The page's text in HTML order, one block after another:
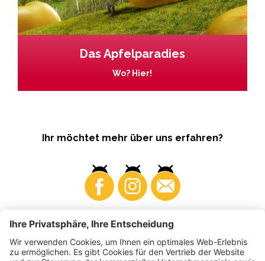
Das Apfelparadies
Wo? Hier!
Ihr möchtet mehr über uns erfahren?
Business Produzenten